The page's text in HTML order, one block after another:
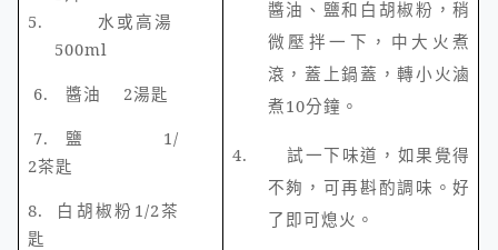
醬油、鹽和白胡椒粉，稍
微壓拌一下，中大火煮
滾，蓋上鍋蓋，轉小火滷
煮10分鐘。
4.
試一下味道，如果覺得
不夠，可再斟酌調味。好
了即可熄火。
5. 水或高湯
500ml
6. 醬油 2湯匙
7. 鹽
1/
2茶匙
8. 白胡椒粉 1/2茶
匙